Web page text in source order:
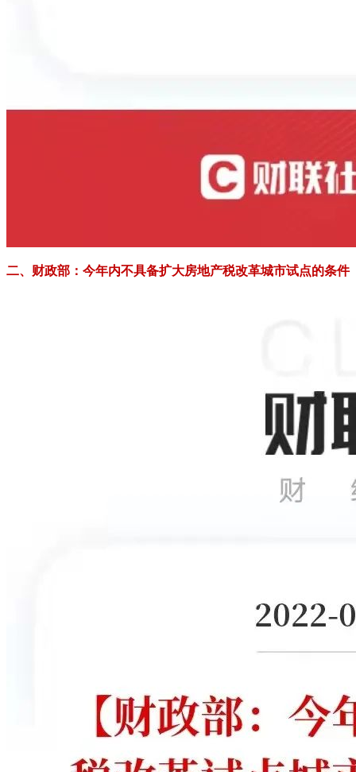
二、财政部：今年内不具备扩大房地产税改革城市试点的条件